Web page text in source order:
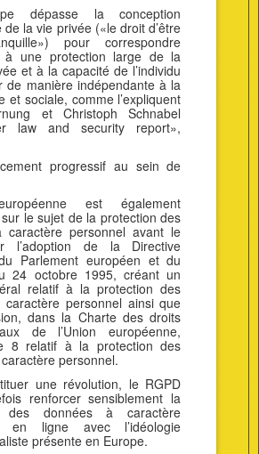
dépasse la conception
de la vie privée («le droit d’être
pour correspondre
à une protection large de la
et à la capacité de l’individu
de manière indépendante à la
et sociale, comme l’expliquent
et Christoph Schnabel
law and security report»,
progressif au sein de
est également
le sujet de la protection des
caractère personnel avant le
l’adoption de la Directive
Parlement européen et du
24 octobre 1995, créant un
relatif à la protection des
caractère personnel ainsi que
dans la Charte des droits
de l’Union européenne,
8 relatif à la protection des
personnel.
une révolution, le RGPD
renforcer sensiblement la
des données à caractère
en ligne avec l’idéologie
présente en Europe.